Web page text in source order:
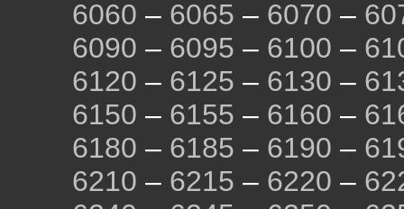
6060 – 6065 – 6070 –
6090 – 6095 – 6100 –
6120 – 6125 – 6130 –
6150 – 6155 – 6160 –
6180 – 6185 – 6190 –
6210 – 6215 – 6220 –